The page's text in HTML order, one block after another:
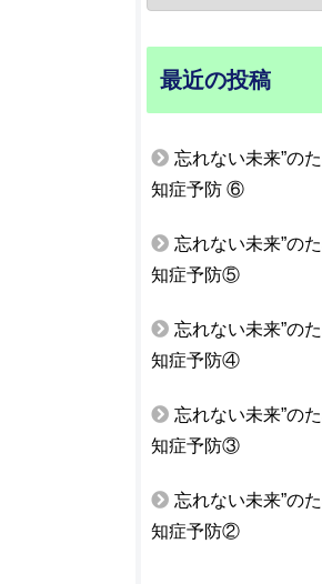
最近の投稿
忘れない未来”の
知症予防 ⑥
忘れない未来”の
知症予防⑤
忘れない未来”の
知症予防④
忘れない未来”の
知症予防③
忘れない未来”の
知症予防②